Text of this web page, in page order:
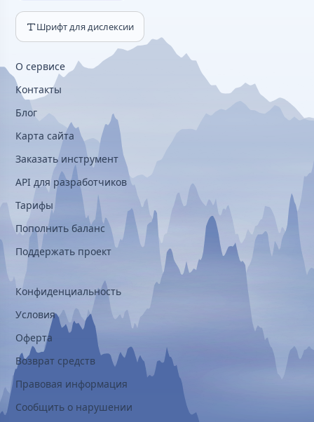
Шрифт для дислексии
О сервисе
Контакты
Блог
Карта сайта
Заказать инструмент
API для разработчиков
Тарифы
Пополнить баланс
Поддержать проект
Конфиденциальность
Условия
Оферта
Возврат средств
Правовая информация
Сообщить о нарушении